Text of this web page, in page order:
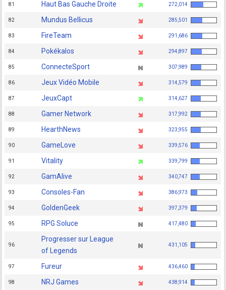
81 Haut Bas Gauche Droite 272,014
82 Mundus Bellicus 285,501
83 FireTeam 291,686
84 Pokékalos 294,897
85 ConnecteSport 307,989
86 Jeux Vidéo Mobile 314,579
87 JeuxCapt 314,627
88 Gamer Network 317,992
89 HearthNews 323,955
90 GameLove 339,576
91 Vitality 339,799
92 GamAlive 340,747
93 Consoles-Fan 386,973
94 GoldenGeek 397,379
95 RPG Soluce 417,480
96
Progresser sur League
of Legends
431,105
97 Fureur 436,460
98 NRJ Games 438,914